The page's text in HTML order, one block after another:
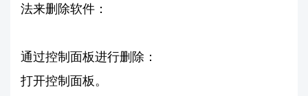
法来删除软件：
通过控制面板进行删除：
打开控制面板。